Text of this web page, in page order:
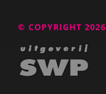
© COPYRIGHT 2026